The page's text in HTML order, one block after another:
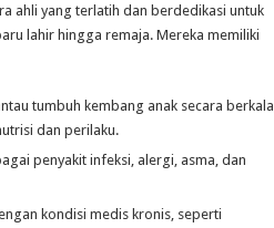
ahli yang terlatih dan berdedikasi untuk
lahir hingga remaja. Mereka memiliki
tumbuh kembang anak secara berkala,
dan perilaku.
penyakit infeksi, alergi, asma, dan
kondisi medis kronis, seperti